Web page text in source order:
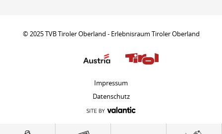
© 2025 TVB Tiroler Oberland - Erlebnisraum Tiroler Oberland
Impressum
Datenschutz